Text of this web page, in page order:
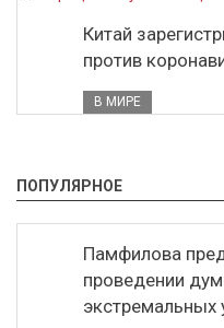
Китай
против
В МИРЕ
ПОПУЛЯРНОЕ
Памфилова
проведении
экстремальных